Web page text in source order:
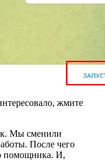
жмите
Мы сменили
После чего
помощника. И,